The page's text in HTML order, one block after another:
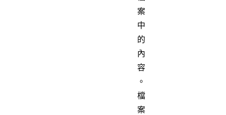
案
中
的
內
容
。
檔
案